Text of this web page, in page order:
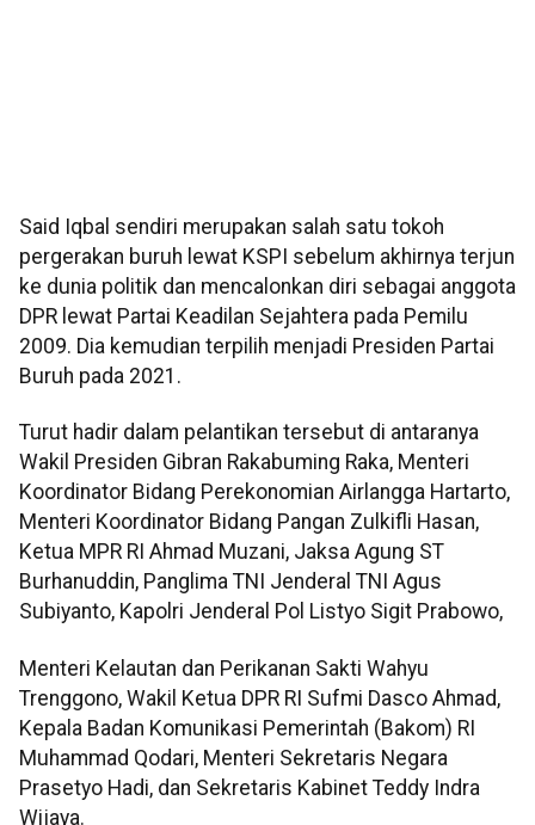
Said Iqbal sendiri merupakan salah satu tokoh
pergerakan buruh lewat KSPI sebelum akhirnya terjun
ke dunia politik dan mencalonkan diri sebagai anggota
DPR lewat Partai Keadilan Sejahtera pada Pemilu
2009. Dia kemudian terpilih menjadi Presiden Partai
Buruh pada 2021.
Turut hadir dalam pelantikan tersebut di antaranya
Wakil Presiden Gibran Rakabuming Raka, Menteri
Koordinator Bidang Perekonomian Airlangga Hartarto,
Menteri Koordinator Bidang Pangan Zulkifli Hasan,
Ketua MPR RI Ahmad Muzani, Jaksa Agung ST
Burhanuddin, Panglima TNI Jenderal TNI Agus
Subiyanto, Kapolri Jenderal Pol Listyo Sigit Prabowo,
Menteri Kelautan dan Perikanan Sakti Wahyu
Trenggono, Wakil Ketua DPR RI Sufmi Dasco Ahmad,
Kepala Badan Komunikasi Pemerintah (Bakom) RI
Muhammad Qodari, Menteri Sekretaris Negara
Prasetyo Hadi, dan Sekretaris Kabinet Teddy Indra
Wijaya.